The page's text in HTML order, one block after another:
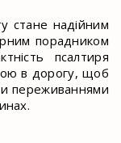
стане надійним
порадником
псалтиря
в дорогу, щоб
переживаннями